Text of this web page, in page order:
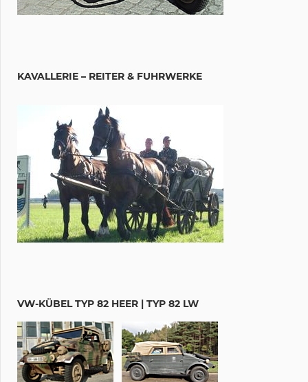
KAVALLERIE – REITER & FUHRWERKE
VW-KÜBEL TYP 82 HEER | TYP 82 LW